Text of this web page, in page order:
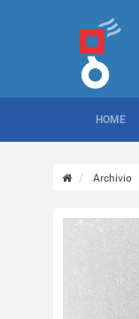
HOME
Archivio